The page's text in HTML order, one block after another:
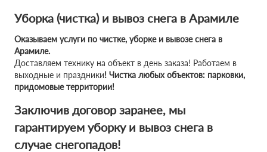
Уборка (чистка) и вывоз снега в Арамиле
Оказываем услуги по чистке, уборке и вывозе снега в
Арамиле.
Доставляем технику на объект в день заказа! Работаем в
выходные и праздники! Чистка любых объектов: парковки,
придомовые территории!
Заключив договор заранее, мы
гарантируем уборку и вывоз снега в
случае снегопадов!